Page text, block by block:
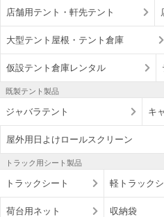
店舗用テント・軒先テント
大型テント屋根・テント倉庫
仮設テント倉庫レンタル
既製テント製品
ジャバラテント キ
屋外用日よけロールスクリーン
トラック用シート製品
トラックシート 軽トラック
荷台用ネット 収納袋